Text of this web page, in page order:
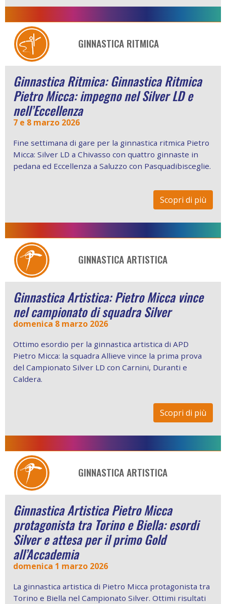
GINNASTICA RITMICA
Ginnastica Ritmica: Ginnastica Ritmica
Pietro Micca: impegno nel Silver LD e
nell’Eccellenza
7 e 8 marzo 2026
Fine settimana di gare per la ginnastica ritmica Pietro
Micca: Silver LD a Chivasso con quattro ginnaste in
pedana ed Eccellenza a Saluzzo con Pasquadibisceglie.
Scopri di più
GINNASTICA ARTISTICA
Ginnastica Artistica: Pietro Micca vince
nel campionato di squadra Silver
domenica 8 marzo 2026
Ottimo esordio per la ginnastica artistica di APD
Pietro Micca: la squadra Allieve vince la prima prova
del Campionato Silver LD con Carnini, Duranti e
Caldera.
Scopri di più
GINNASTICA ARTISTICA
Ginnastica Artistica Pietro Micca
protagonista tra Torino e Biella: esordi
Silver e attesa per il primo Gold
all’Accademia
domenica 1 marzo 2026
La ginnastica artistica di Pietro Micca protagonista tra
Torino e Biella nel Campionato Silver. Ottimi risultati